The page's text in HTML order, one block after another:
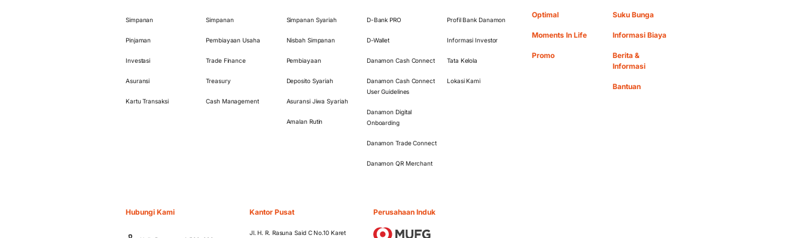
Simpanan
Pinjaman
Investasi
Asuransi
Kartu Transaksi
Simpanan
Pembiayaan Usaha
Trade Finance
Treasury
Cash Management
Simpanan Syariah
Nisbah Simpanan
Pembiayaan
Deposito Syariah
Asuransi Jiwa Syariah
Amalan Rutin
D-Bank PRO
D-Wallet
Danamon Cash Connect
Danamon Cash Connect
User Guidelines
Danamon Digital
Onboarding
Danamon Trade Connect
Danamon QR Merchant
Profil Bank Danamon
Informasi Investor
Tata Kelola
Lokasi Kami
Optimal
Moments In Life
Promo
Suku Bunga
Informasi Biaya
Berita &
Informasi
Bantuan
Hubungi Kami Kantor Pusat
Jl. H. R. Rasuna Said C No.10 Karet
Perusahaan Induk